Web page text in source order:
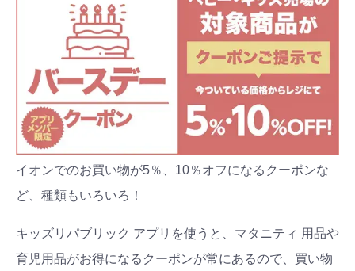
イオンでのお買い物が5％、10％オフになるクーポンな
ど、種類もいろいろ！
キッズリパブリック アプリを使うと、マタニティ 用品や
育児用品がお得になるクーポンが常にあるので、買い物